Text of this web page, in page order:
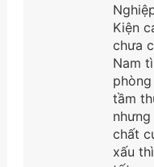
Kiện
chưa
Nam
tầm
chất
xấu